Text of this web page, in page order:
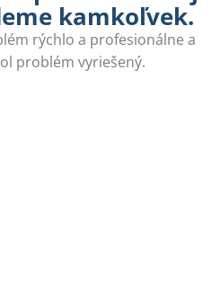
kamkoľvek.
rýchlo a profesionálne a
problém vyriešený.